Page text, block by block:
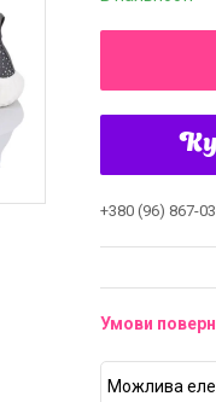
+380 (96) 867-